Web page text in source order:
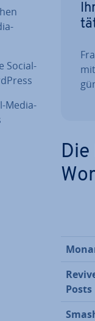
Social-
Media-
Posts